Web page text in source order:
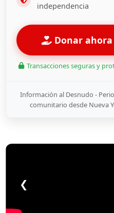
independencia
Donar ahora
Transacciones seguras y
Información al Desnudo -
comunitario desde Nueva
❮